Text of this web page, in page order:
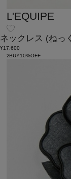
L'EQUIPE
ネックレス (ねっ
¥17,600
2BUY10%OFF